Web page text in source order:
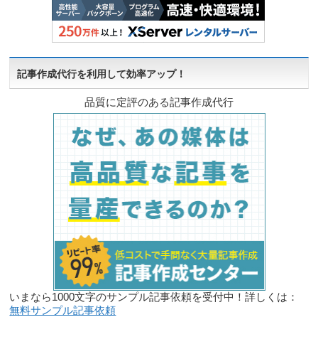
記事作成代行を利用して効率アップ！
品質に定評のある記事作成代行
いまなら1000文字のサンプル記事依頼を受付中！詳しくは：
無料サンプル記事依頼